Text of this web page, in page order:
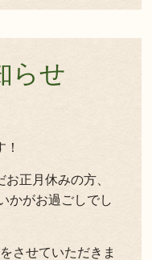
らせ
正月休みの方、
かがお過ごしでし
させていただきま